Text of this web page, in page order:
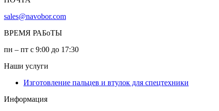
sales@navobor.com
ВРЕМЯ РАБоТЫ
пн – пт с 9:00 до 17:30
Наши услуги
Изготовление пальцев и втулок для спецтехники
Информация